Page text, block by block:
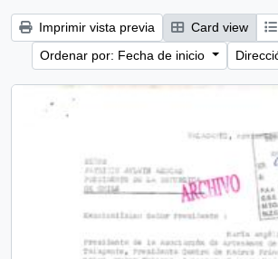
Imprimir vista previa Card view
Ordenar por: Fecha de inicio